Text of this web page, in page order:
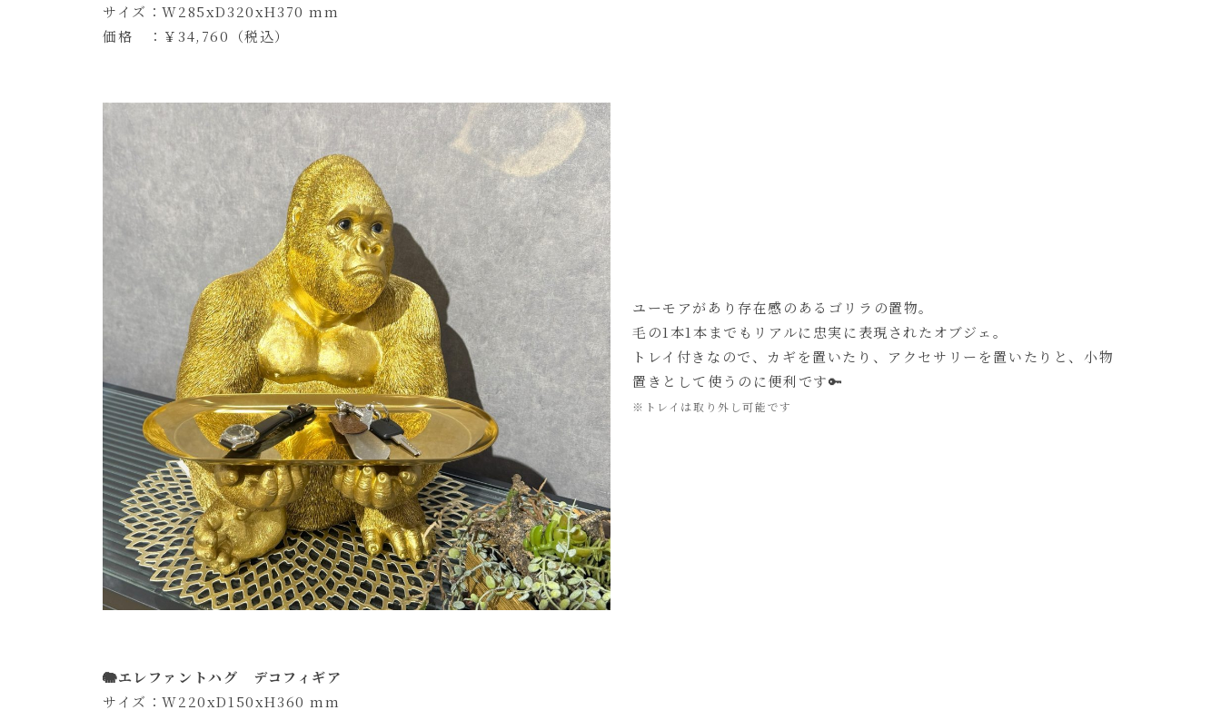
サイズ：W285xD320xH370 mm
価格 ：￥34,760（税込）
ユーモアがあり存在感のあるゴリラの置物。
毛の1本1本までもリアルに忠実に表現されたオブジェ。
トレイ付きなので、カギを置いたり、アクセサリーを置いたりと、小物
置きとして使うのに便利です🔑
※トレイは取り外し可能です
🐘エレファントハグ デコフィギア
サイズ：W220xD150xH360 mm